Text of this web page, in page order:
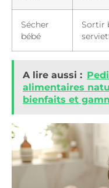
Sécher
bébé
Sortir
A lire aussi :
alimentaires
bienfaits et